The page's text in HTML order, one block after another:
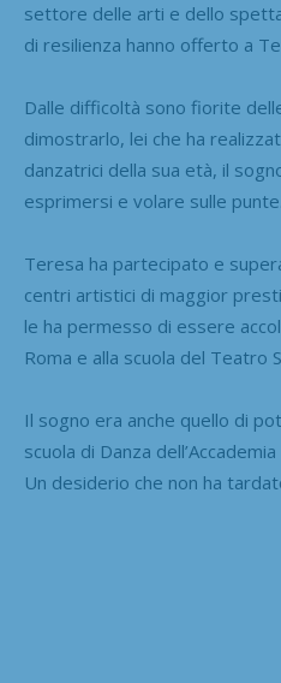
settore delle arti e dello
di resilienza hanno offerto a
Dalle difficoltà sono fiorite
dimostrarlo, lei che ha
danzatrici della sua età, il
esprimersi e volare sulle punte.
Teresa ha partecipato e
centri artistici di maggior
le ha permesso di essere
Roma e alla scuola del Teatro
Il sogno era anche quello di
scuola di Danza
Un desiderio che non ha